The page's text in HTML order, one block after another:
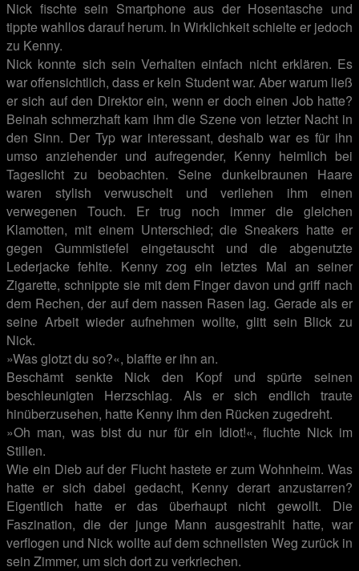
Nick fischte sein Smartphone aus der Hosentasche und
tippte wahllos darauf herum. In Wirklichkeit schielte er jedoch
zu Kenny.
Nick konnte sich sein Verhalten einfach nicht erklären. Es
war offensichtlich, dass er kein Student war. Aber warum ließ
er sich auf den Direktor ein, wenn er doch einen Job hatte?
Beinah schmerzhaft kam ihm die Szene von letzter Nacht in
den Sinn. Der Typ war interessant, deshalb war es für ihn
umso anziehender und aufregender, Kenny heimlich bei
Tageslicht zu beobachten. Seine dunkelbraunen Haare
waren stylish verwuschelt und verliehen ihm einen
verwegenen Touch. Er trug noch immer die gleichen
Klamotten, mit einem Unterschied; die Sneakers hatte er
gegen Gummistiefel eingetauscht und die abgenutzte
Lederjacke fehlte. Kenny zog ein letztes Mal an seiner
Zigarette, schnippte sie mit dem Finger davon und griff nach
dem Rechen, der auf dem nassen Rasen lag. Gerade als er
seine Arbeit wieder aufnehmen wollte, glitt sein Blick zu
Nick.
»Was glotzt du so?«, blaffte er ihn an.
Beschämt senkte Nick den Kopf und spürte seinen
beschleunigten Herzschlag. Als er sich endlich traute
hinüberzusehen, hatte Kenny ihm den Rücken zugedreht.
»Oh man, was bist du nur für ein Idiot!«, fluchte Nick im
Stillen.
Wie ein Dieb auf der Flucht hastete er zum Wohnheim. Was
hatte er sich dabei gedacht, Kenny derart anzustarren?
Eigentlich hatte er das überhaupt nicht gewollt. Die
Faszination, die der junge Mann ausgestrahlt hatte, war
verflogen und Nick wollte auf dem schnellsten Weg zurück in
sein Zimmer, um sich dort zu verkriechen.